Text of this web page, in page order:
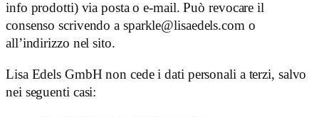
info prodotti) via posta o e-mail. Può revocare il
consenso scrivendo a sparkle@lisaedels.como
all’indirizzo nel sito.
Lisa Edels GmbH non cede i dati personali a terzi, salvo
nei seguenti casi: